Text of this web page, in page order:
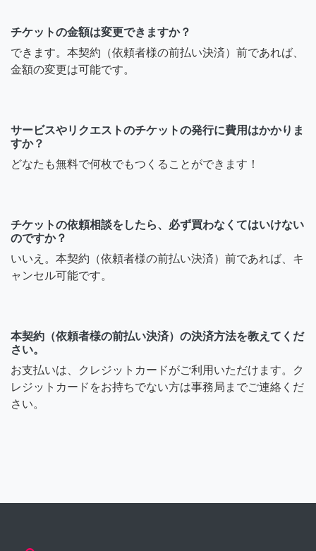
チケットの金額は変更できますか？
できます。本契約（依頼者様の前払い決済）前であれば、
金額の変更は可能です。
サービスやリクエストのチケットの発行に費用はかかりま
すか？
どなたも無料で何枚でもつくることができます！
チケットの依頼相談をしたら、必ず買わなくてはいけない
のですか？
いいえ。本契約（依頼者様の前払い決済）前であれば、キ
ャンセル可能です。
本契約（依頼者様の前払い決済）の決済方法を教えてくだ
さい。
お支払いは、クレジットカードがご利用いただけます。ク
レジットカードをお持ちでない方は事務局までご連絡くだ
さい。